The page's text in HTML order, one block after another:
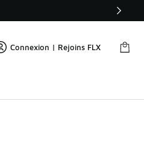
Connexion | Rejoins FLX